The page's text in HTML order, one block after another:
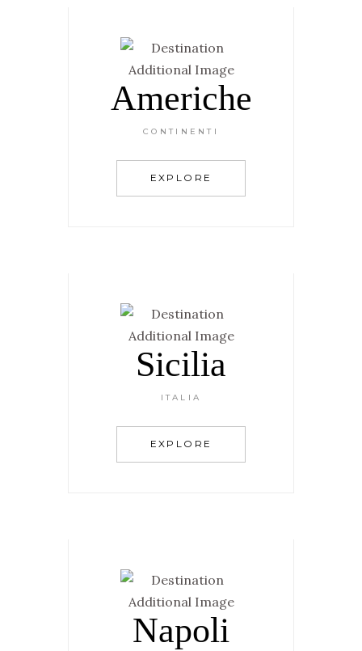
Americhe
CONTINENTI
EXPLORE
Sicilia
ITALIA
EXPLORE
Napoli